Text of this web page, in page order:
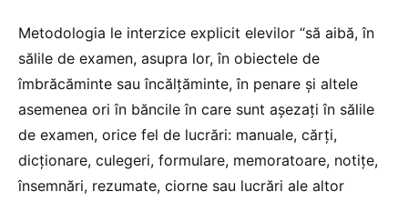
Metodologia le interzice explicit elevilor “să aibă, în
sălile de examen, asupra lor, în obiectele de
îmbrăcăminte sau încălțăminte, în penare și altele
asemenea ori în băncile în care sunt așezați în sălile
de examen, orice fel de lucrări: manuale, cărți,
dicționare, culegeri, formulare, memoratoare, notițe,
însemnări, rezumate, ciorne sau lucrări ale altor